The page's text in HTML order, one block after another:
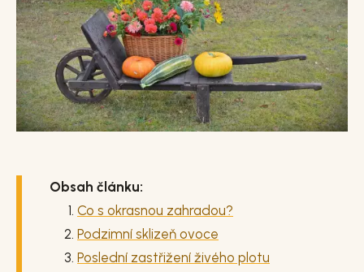
Obsah článku:
Co s okrasnou zahradou?
Podzimní sklizeň ovoce
Poslední zastřižení živého plotu